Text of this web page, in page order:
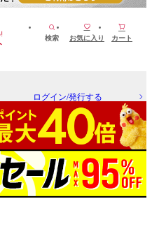
検索 お気に入り カート
ログイン/発行する